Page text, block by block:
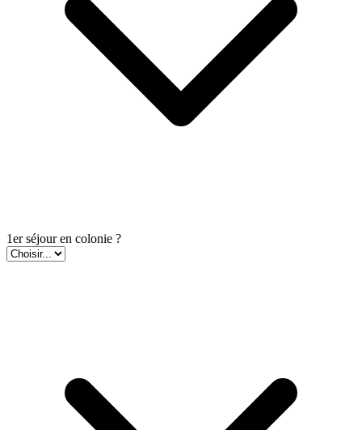
1er séjour en colonie ?